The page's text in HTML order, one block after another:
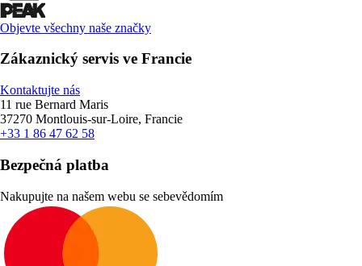
Objevte všechny naše značky
Zákaznický servis ve Francie
Kontaktujte nás
11 rue Bernard Maris
37270 Montlouis-sur-Loire, Francie
+33 1 86 47 62 58
Bezpečná platba
Nakupujte na našem webu se sebevědomím